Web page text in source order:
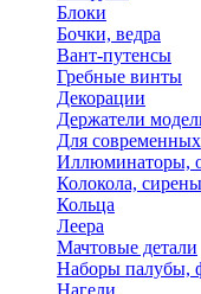
Блоки
Бочки, ведра
Вант-путенсы
Гребные винты
Декорации
Держатели
Для современных
Иллюминаторы,
Колокола, сирены
Кольца
Леера
Мачтовые детали
Наборы палубы,
Нагели